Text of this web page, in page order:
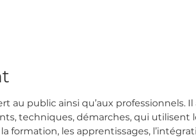
au public ainsi qu’aux professionnels.
techniques, démarches, qui utilisent
formation, les apprentissages,